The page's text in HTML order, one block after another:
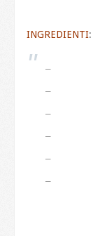
INGREDIENTI:
– 400
– 250
– 4
– 2
–
–